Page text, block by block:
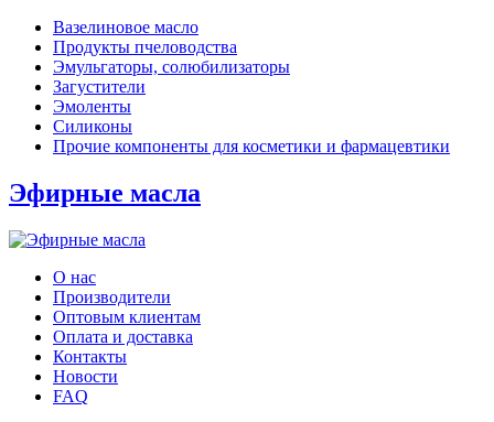
Вазелиновое масло
Продукты пчеловодства
Эмульгаторы, солюбилизаторы
Загустители
Эмоленты
Силиконы
Прочие компоненты для косметики и фармацевтики
Эфирные масла
О нас
Производители
Оптовым клиентам
Оплата и доставка
Контакты
Новости
FAQ